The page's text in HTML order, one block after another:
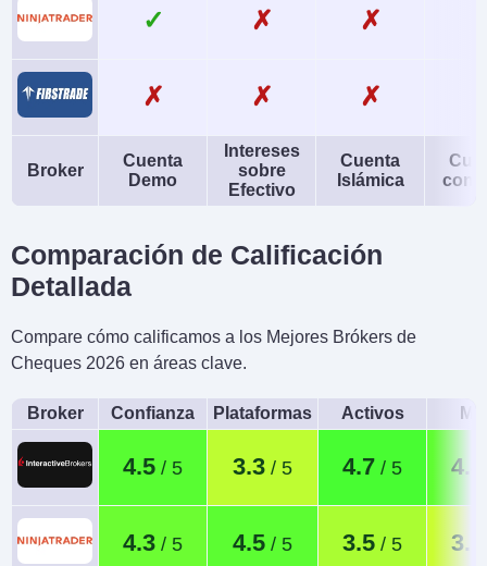
✓ ✗ ✗
✗ ✗ ✗
Broker
Cuenta
Demo
Intereses
sobre
Efectivo
Cuenta
Islámica
Comparación de Calificación
Detallada
Compare cómo calificamos a los Mejores Brókers de
Cheques 2026 en áreas clave.
Broker Confianza Plataformas Activos
4.5 3.3 4.7 4.4
4.3 4.5 3.5 3.1